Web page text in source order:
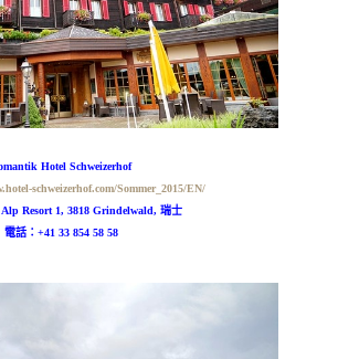
Hotel Schweizerhof
schweizerhof.com/Sommer_2015/EN/
Alp Resort 1, 3818 Grindelwald, 瑞士
電話： +41 33 854 58 58